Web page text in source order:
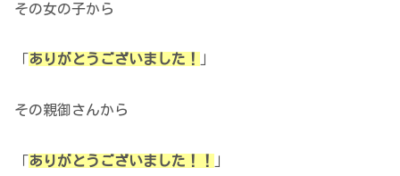
その女の子から
ありがとうございました！ 」
その親御さんから
ありがとうございました！！ 」